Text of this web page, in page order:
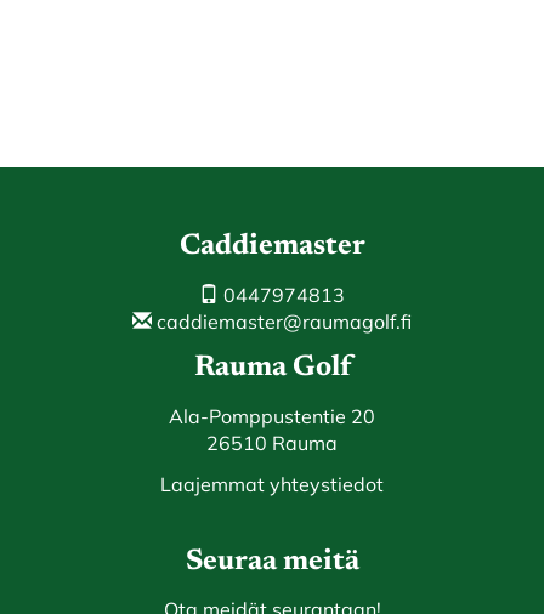
Caddiemaster
0447974813
caddiemaster@raumagolf.fi
Rauma Golf
Ala-Pomppustentie 20
26510 Rauma
Laajemmat yhteystiedot
Seuraa meitä
Ota meidät seurantaan!